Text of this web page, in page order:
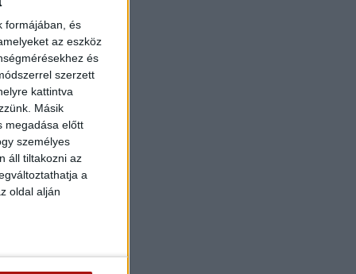
formájában, és
az eszköz
és
szerzett
kattintva
Másik
megadása előtt
személyes
áll tiltakozni az
a
oldal alján